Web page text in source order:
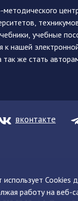
Cookies
работу на веб-
методического
учебные
к нашей
так же стать
вконтакте
ДПО «УМЦ ЖДТ»